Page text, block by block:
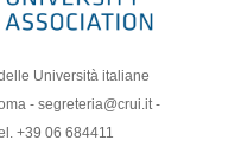
Università italiane
- segreteria@crui.it -
+39 06 684411